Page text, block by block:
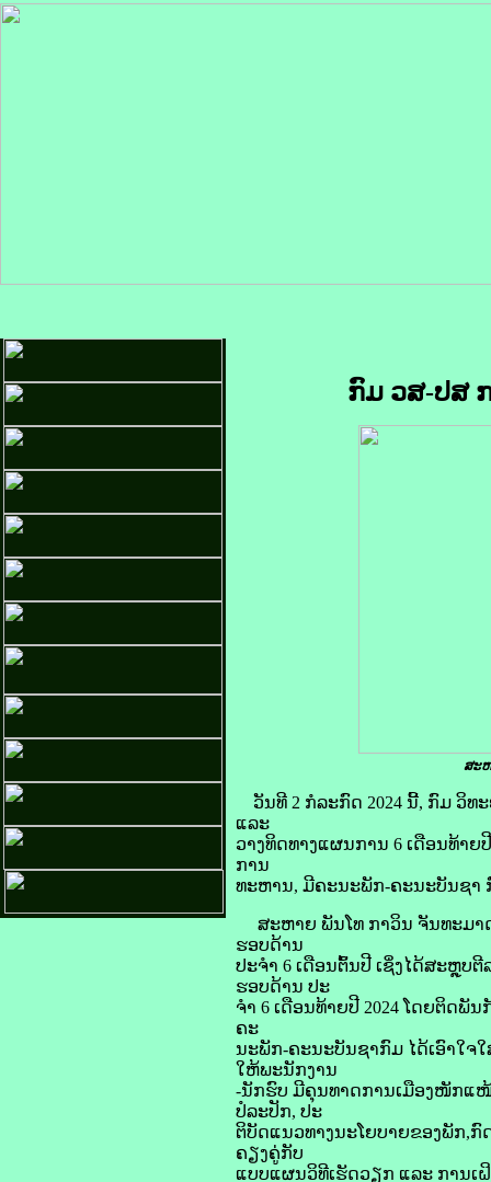
ກົມ ວສ-ປສ
ສະ
ວັນທີ 2 ກໍລະກົດ 2024 ນີ້, ກົມ ວິ
ແລະ
ວາງທິດທາງແຜນການ 6 ເດືອນທ້າ
ການ
ທະຫານ, ມີຄະນະພັກ-ຄະນະບັນຊາ
ສະຫາຍ ພັນໂທ ກາວິນ ຈັນທະມາ
ຮອບດ້ານ
ປະຈຳ 6 ເດືອນຕົ້ນປີ ເຊິ່ງໄດ້ສະຫຼຸ
ຮອບດ້ານ ປະ
ຈຳ 6 ເດືອນທ້າຍປີ 2024 ໂດຍຕິດ
ຄະ
ນະພັກ-ຄະນະບັນຊາກົມ ໄດ້ເອົາໃຈ
ໃຫ້ພະນັກງານ
-ນັກຮົບ ມີຄຸນທາດການເມືອງໜັກແ
ປໍລະປັກ, ປະ
ຕິບັດແນວທາງນະໂຍບາຍຂອງພັກ,ກົ
ຄຽງຄູ່ກັບ
ແບບແຜນວິທີເຮັດວຽກ ແລະ ການເ